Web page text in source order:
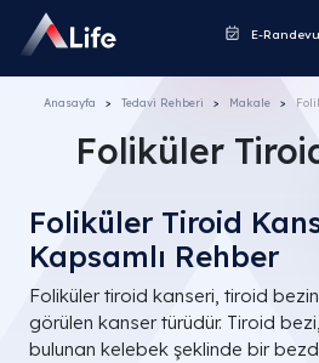
E-Randevu
Anasayfa Tedavi Rehberi Makale
Foliküler
Foliküler Tiroid
Kapsamlı Rehber
Foliküler tiroid kanseri, tiroid
görülen kanser türüdür. Tiroid
bulunan kelebek şeklinde bir